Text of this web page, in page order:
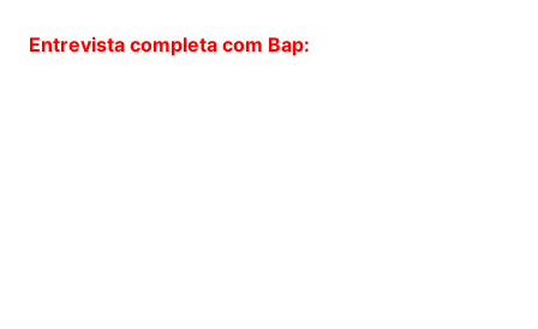
Entrevista completa com Bap: